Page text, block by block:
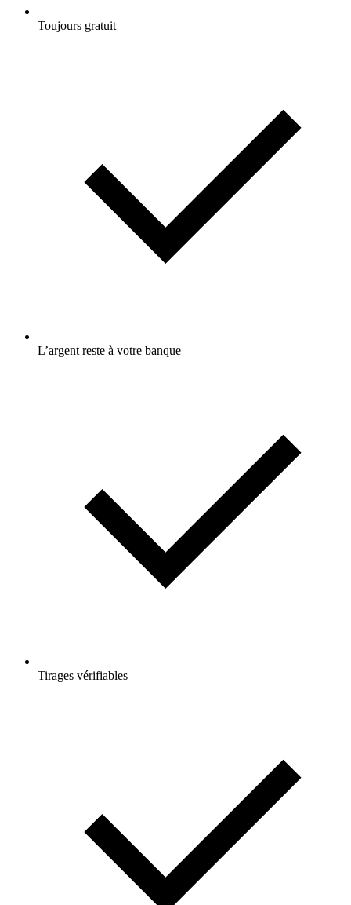
Toujours gratuit
L’argent reste à votre banque
Tirages vérifiables